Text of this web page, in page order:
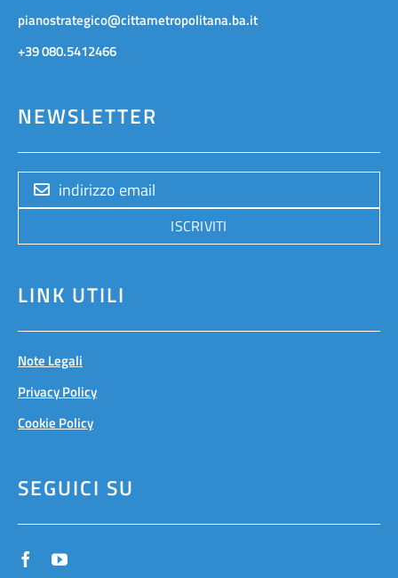
pianostrategico@cittametropolitana.ba.it
+39 080.5412466
NEWSLETTER
ISCRIVITI
LINK UTILI
Note Legali
Privacy Policy
Cookie Policy
SEGUICI SU